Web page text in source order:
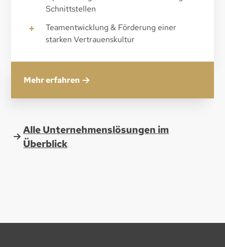
Schnittstellen
+
Teamentwicklung & Förderung einer
starken Vertrauenskultur
Mehr erfahren
Alle Unternehmenslösungen im
Überblick